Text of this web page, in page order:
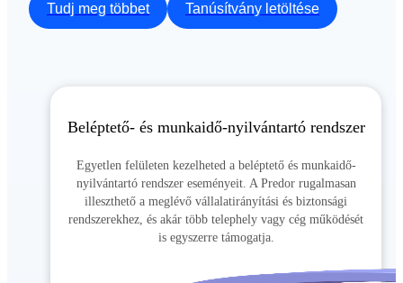
Tudj meg többet Tanúsítvány letöltése
Beléptető- és munkaidő-nyilvántartó rendszer
Egyetlen felületen kezelheted a beléptető és munkaidő-
nyilvántartó rendszer eseményeit. A Predor rugalmasan
illeszthető a meglévő vállalatirányítási és biztonsági
rendszerekhez, és akár több telephely vagy cég működését
is egyszerre támogatja.